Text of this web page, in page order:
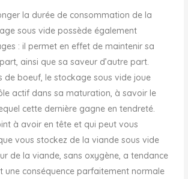
la durée de consommation de la
sous vide possède également
: il permet en effet de maintenir sa
ainsi que sa saveur d’autre part.
de boeuf, le stockage sous vide joue
actif dans sa maturation, à savoir le
cette dernière gagne en tendreté.
à avoir en tête et qui peut vous
vous stockez de la viande sous vide
de la viande, sans oxygène, a tendance
une conséquence parfaitement normale